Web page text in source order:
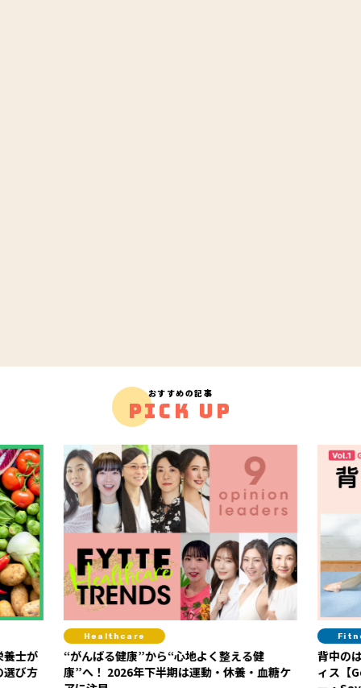
おすすめの記事
PICK UP
養士が
び方
Healthcare
“がんばる健康”から“心地よく整える健
康”へ！ 2026年下半期は運動・休養・血糖ケ
背中の
ィス【